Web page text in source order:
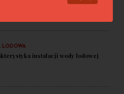
LODOWA
instalacji wody lodowej